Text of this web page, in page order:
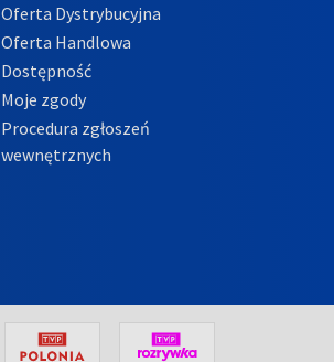
Oferta Dystrybucyjna
Oferta Handlowa
Dostępność
Moje zgody
Procedura zgłoszeń
wewnętrznych